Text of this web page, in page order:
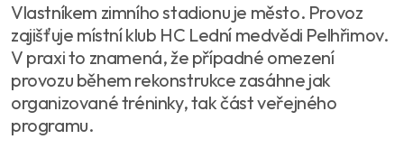
Vlastníkem zimního stadionu je město. Provoz
zajišťuje místní klub HC Lední medvědi Pelhřimov.
V praxi to znamená, že případné omezení
provozu během rekonstrukce zasáhne jak
organizované tréninky, tak část veřejného
programu.